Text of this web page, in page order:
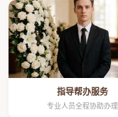
指导帮办服务
专业人员全程协助办理